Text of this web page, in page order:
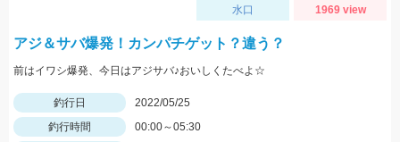
水口 1969 view
アジ＆サバ爆発！カンパチゲット？違う？
前はイワシ爆発、今日はアジサバ♪おいしくたべよ☆
釣行日
2022/05/25
釣行時間
00:00～05:30